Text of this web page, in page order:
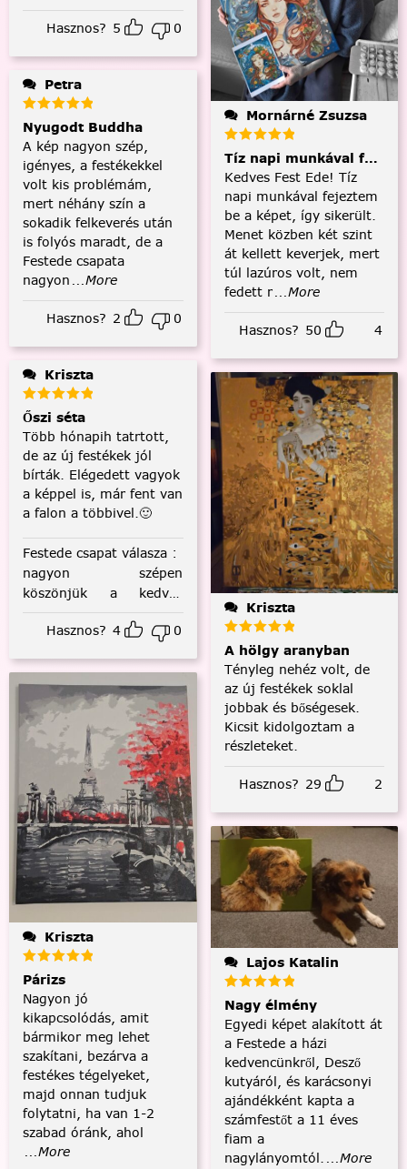
Hasznos? 5 0
Petra
Nyugodt Buddha
A kép nagyon szép,
igényes, a festékekkel
volt kis problémám,
mert néhány szín a
sokadik felkeverés után
is folyós maradt, de a
Festede csapata
nagyon ...More
Hasznos? 2 0
Kriszta
Őszi séta
Több hónapih tatrtott,
de az új festékek jól
bírták. Elégedett vagyok
a képpel is, már fent van
a falon a többivel.🙂
Festede csapat válasza :
nagyon szépen
köszönjük a kedves
visszajelzést! :)
Hasznos? 4 0
Kriszta
Párizs
Nagyon jó
kikapcsolódás, amit
bármikor meg lehet
szakítani, bezárva a
festékes tégelyeket,
majd onnan tudjuk
folytatni, ha van 1-2
szabad óránk, ahol
...More
Mornárné Zsuzsa
Tíz napi munkával
Kedves Fest Ede! Tíz
napi munkával fejeztem
be a képet, így sikerült.
Menet közben két szint
át kellett keverjek, mert
túl lazúros volt, nem
fedett r...More
Hasznos? 50 4
Kriszta
A hölgy aranyban
Tényleg nehéz volt, de
az új festékek soklal
jobbak és bőségesek.
Kicsit kidolgoztam a
részleteket.
Hasznos? 29 2
Lajos Katalin
Nagy élmény
Egyedi képet alakított át
a Festede a házi
kedvencünkről, Desző
kutyáról, és karácsonyi
ajándékként kapta a
számfestőt a 11 éves
fiam a
nagylányomtól. ...More